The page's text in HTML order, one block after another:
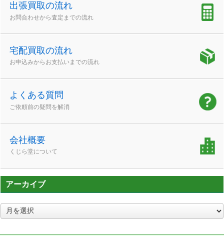
出張買取の流れ
お問合わせから査定までの流れ
宅配買取の流れ
お申込みからお支払いまでの流れ
よくある質問
ご依頼前の疑問を解消
会社概要
くじら堂について
アーカイブ
ア
ー